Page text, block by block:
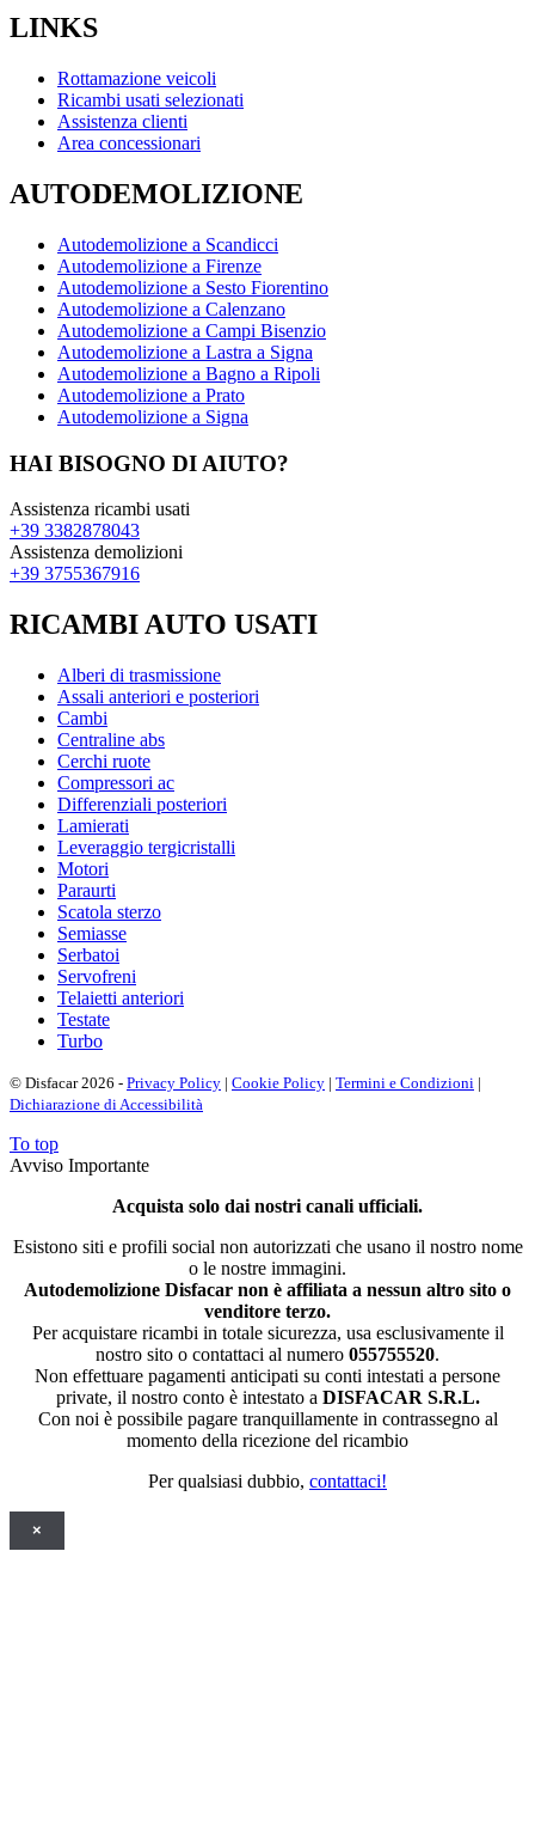
LINKS
Rottamazione veicoli
Ricambi usati selezionati
Assistenza clienti
Area concessionari
AUTODEMOLIZIONE
Autodemolizione a Scandicci
Autodemolizione a Firenze
Autodemolizione a Sesto Fiorentino
Autodemolizione a Calenzano
Autodemolizione a Campi Bisenzio
Autodemolizione a Lastra a Signa
Autodemolizione a Bagno a Ripoli
Autodemolizione a Prato
Autodemolizione a Signa
HAI BISOGNO DI AIUTO?
Assistenza ricambi usati
+39 3382878043
Assistenza demolizioni
+39 3755367916
RICAMBI AUTO USATI
Alberi di trasmissione
Assali anteriori e posteriori
Cambi
Centraline abs
Cerchi ruote
Compressori ac
Differenziali posteriori
Lamierati
Leveraggio tergicristalli
Motori
Paraurti
Scatola sterzo
Semiasse
Serbatoi
Servofreni
Telaietti anteriori
Testate
Turbo
© Disfacar 2026 - Privacy Policy | Cookie Policy | Termini e Condizioni |
Dichiarazione di Accessibilità
To top
Avviso Importante
Acquista solo dai nostri canali ufficiali.
Esistono siti e profili social non autorizzati che usano il nostro nome
o le nostre immagini.
Autodemolizione Disfacar non è affiliata a nessun altro sito o
venditore terzo.
Per acquistare ricambi in totale sicurezza, usa esclusivamente il
nostro sito o contattaci al numero 055755520.
Non effettuare pagamenti anticipati su conti intestati a persone
private, il nostro conto è intestato a DISFACAR S.R.L.
Con noi è possibile pagare tranquillamente in contrassegno al
momento della ricezione del ricambio
Per qualsiasi dubbio, contattaci!
×